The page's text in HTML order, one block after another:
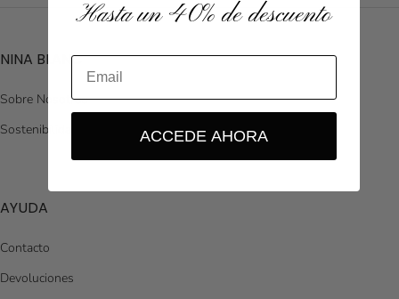
NINA BLANC
Sobre Nosotros
Sostenibilidad
AYUDA
Contacto
Devoluciones
Hasta un 40% de descuento
ACCEDE AHORA